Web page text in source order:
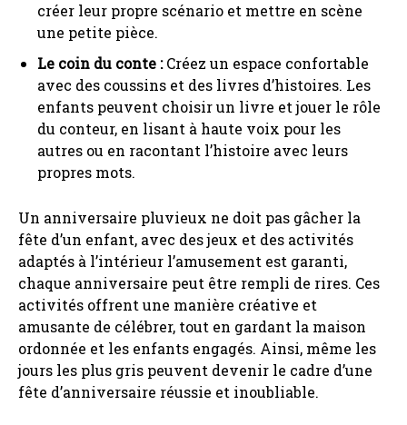
créer leur propre scénario et mettre en scène
une petite pièce.
Le coin du conte :Créez un espace confortable
avec des coussins et des livres d’histoires. Les
enfants peuvent choisir un livre et jouer le rôle
du conteur, en lisant à haute voix pour les
autres ou en racontant l’histoire avec leurs
propres mots.
Un anniversaire pluvieux ne doit pas gâcher la
fête d’un enfant, avec des jeux et des activités
adaptés à l’intérieur l’amusement est garanti,
chaque anniversaire peut être rempli de rires. Ces
activités offrent une manière créative et
amusante de célébrer, tout en gardant la maison
ordonnée et les enfants engagés. Ainsi, même les
jours les plus gris peuvent devenir le cadre d’une
fête d’anniversaire réussie et inoubliable.